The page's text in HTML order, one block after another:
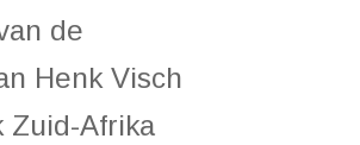
de
Henk Visch
Zuid-Afrika